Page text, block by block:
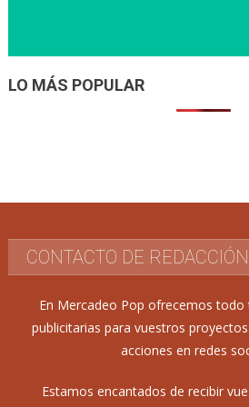
LO MÁS POPULAR
CONTACTO DE
En Mercadeo Pop ofrecemos todo
publicitarias para vuestros
acciones en redes
Estamos encantados de recibir